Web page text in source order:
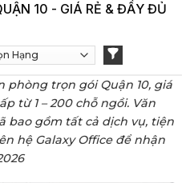
10 - GIÁ RẺ & ĐẦY ĐỦ
phòng trọn gói Quận 10, giá
từ 1 – 200 chỗ ngồi. Văn
bao gồm tất cả dịch vụ, tiện
hệ Galaxy Office để nhận